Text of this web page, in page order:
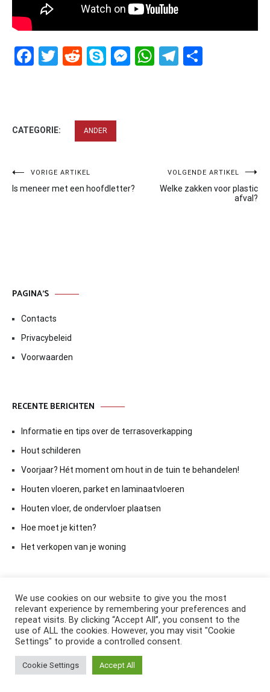
Facebook
Twitter
RedditSkypeMessenger
WhatsApp
Telegram
CATEGORIE: ANDER
Bericht
navigatie
VORIGE ARTIKEL
Is meneer met een hoofdletter?
VOLGENDE ARTIKEL
Welke zakken voor plastic
afval?
PAGINA’S
Contacts
Privacybeleid
Voorwaarden
RECENTE BERICHTEN
Informatie en tips over de terrasoverkapping
Hout schilderen
Voorjaar? Hét moment om hout in de tuin te behandelen!
Houten vloeren, parket en laminaatvloeren
Houten vloer, de ondervloer plaatsen
Hoe moet je kitten?
Het verkopen van je woning
Copyright © 2026ElkAntwoord.com
Cenoteby ThemeGrill. Aangedreven door
We use cookies on our website to give you the most
relevant experience by remembering your preferences and
repeat visits. By clicking “Accept All”, you consent to the
use of ALL the cookies. However, you may visit "Cookie
Settings" to provide a controlled consent.
Cookie Settings Accept All